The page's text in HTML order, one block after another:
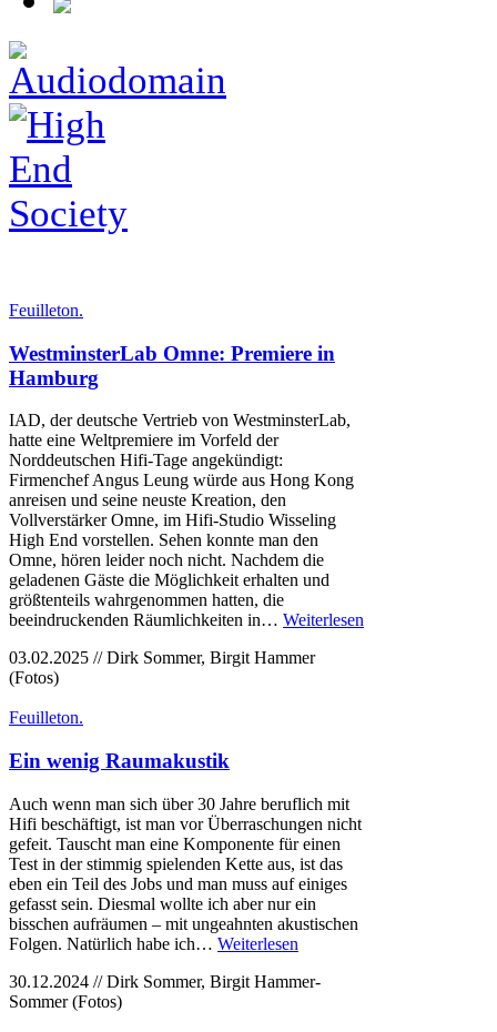
Feuilleton.
WestminsterLab Omne: Premiere in
Hamburg
IAD, der deutsche Vertrieb von WestminsterLab,
hatte eine Weltpremiere im Vorfeld der
Norddeutschen Hifi-Tage angekündigt:
Firmenchef Angus Leung würde aus Hong Kong
anreisen und seine neuste Kreation, den
Vollverstärker Omne, im Hifi-Studio Wisseling
High End vorstellen. Sehen konnte man den
Omne, hören leider noch nicht. Nachdem die
geladenen Gäste die Möglichkeit erhalten und
größtenteils wahrgenommen hatten, die
beeindruckenden Räumlichkeiten in… Weiterlesen
03.02.2025 // Dirk Sommer, Birgit Hammer
(Fotos)
Feuilleton.
Ein wenig Raumakustik
Auch wenn man sich über 30 Jahre beruflich mit
Hifi beschäftigt, ist man vor Überraschungen nicht
gefeit. Tauscht man eine Komponente für einen
Test in der stimmig spielenden Kette aus, ist das
eben ein Teil des Jobs und man muss auf einiges
gefasst sein. Diesmal wollte ich aber nur ein
bisschen aufräumen – mit ungeahnten akustischen
Folgen. Natürlich habe ich… Weiterlesen
30.12.2024 // Dirk Sommer, Birgit Hammer-
Sommer (Fotos)